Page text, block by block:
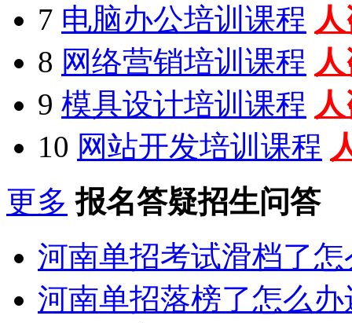
7 电脑办公培训课程
8 网络营销培训课程
9 模具设计培训课程
10 网站开发培训课程
更多 报名答疑招生问答
河南单招考试滑档了
河南单招落榜了怎么